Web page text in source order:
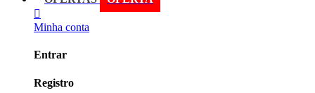
Imagen
Minha conta
Entrar
Registro